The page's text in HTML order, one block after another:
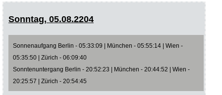
Sonntag, 05.08.2204
Sonnenaufgang Berlin - 05:33:09 | München - 05:55:14 | Wien -
05:35:50 | Zürich - 06:09:40
Sonntenuntergang Berlin - 20:52:23 | München - 20:44:52 | Wien -
20:25:57 | Zürich - 20:54:45